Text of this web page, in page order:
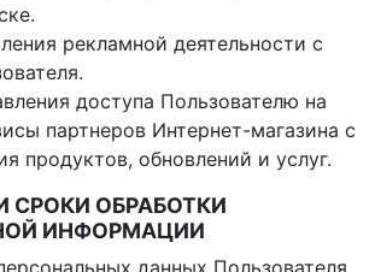
рекламной деятельности с
доступа Пользователю на
партнеров Интернет-магазина с
продуктов, обновлений и услуг.
СРОКИ ОБРАБОТКИ
ИНФОРМАЦИИ